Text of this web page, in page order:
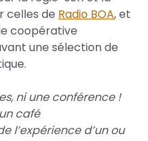
celles de Radio BOA, et
coopérative
une sélection de
ni une conférence !
café
l’expérience d’un ou